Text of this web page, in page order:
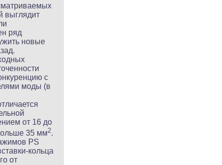
выглядит
ряд
новые
с
моды (в
от 16 до
35 мм2.
PS
кольца
от